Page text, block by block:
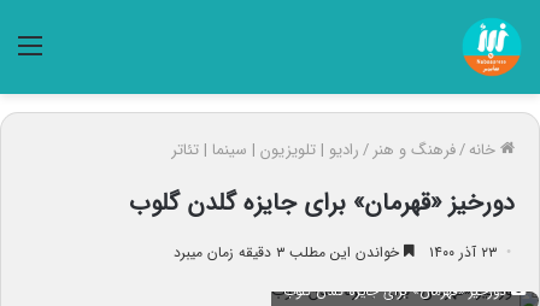
خانه/فرهنگ و هنر /رادیو | تلویزیون | سینما | تئاتر
دورخیز «قهرمان» برای جایزه گلدن گلوب
۲۳ آذر ۱۴۰۰ خواندن این مطلب ۳ دقیقه زمان میبرد
دورخیز «قهرمان» برای جایزه گلدن گلوب